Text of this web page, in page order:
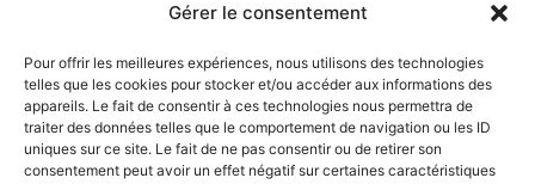
Gérer le consentement
Pour offrir les meilleures expériences, nous utilisons des technologies
telles que les cookies pour stocker et/ou accéder aux informations des
appareils. Le fait de consentir à ces technologies nous permettra de
traiter des données telles que le comportement de navigation ou les ID
uniques sur ce site. Le fait de ne pas consentir ou de retirer son
consentement peut avoir un effet négatif sur certaines caractéristiques